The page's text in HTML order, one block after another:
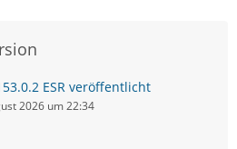
ESR veröffentlicht
2026 um 22:34